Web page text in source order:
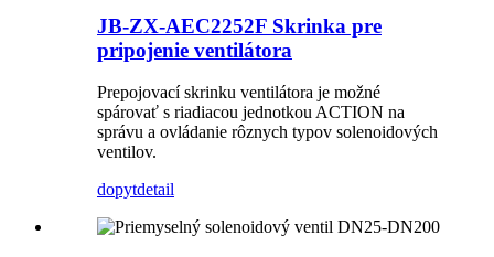
JB-ZX-AEC2252F Skrinka pre
pripojenie ventilátora
Prepojovací skrinku ventilátora je možné
spárovať s riadiacou jednotkou ACTION na
správu a ovládanie rôznych typov solenoidových
ventilov.
dopytdetail